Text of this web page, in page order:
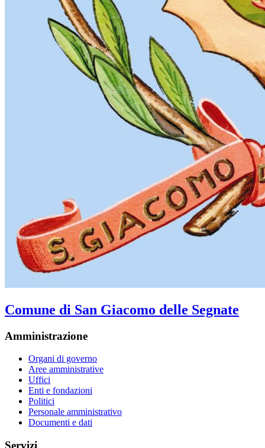
Comune di San Giacomo delle Segnate
Amministrazione
Organi di governo
Aree amministrative
Uffici
Enti e fondazioni
Politici
Personale amministrativo
Documenti e dati
Servizi